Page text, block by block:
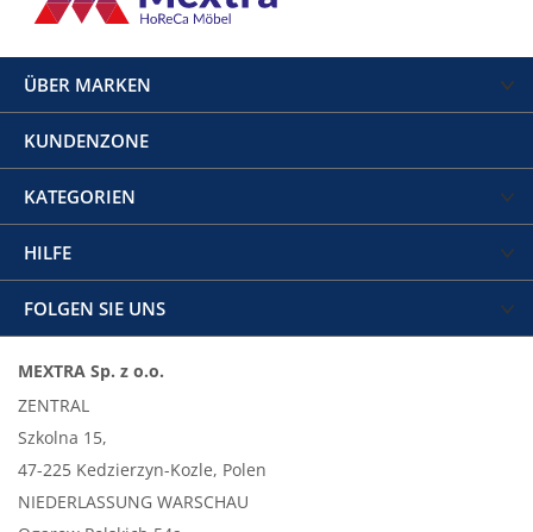
ÜBER MARKEN
KUNDENZONE
KATEGORIEN
HILFE
FOLGEN SIE UNS
MEXTRA Sp. z o.o.
ZENTRAL
Szkolna 15,
47-225 Kedzierzyn-Kozle, Polen
NIEDERLASSUNG WARSCHAU